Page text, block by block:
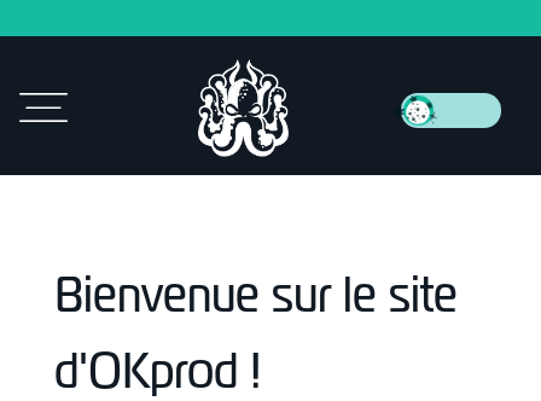
Bienvenue sur le site
d'OKprod !